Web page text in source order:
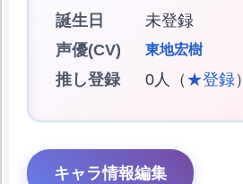
誕生日
未登録
声優(CV)
東地宏樹
推し登録 0人（ ★登録）
キャラ情報編集